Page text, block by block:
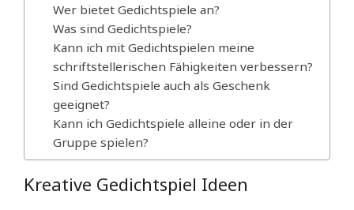
Wer bietet Gedichtspiele an?
Was sind Gedichtspiele?
Kann ich mit Gedichtspielen meine
schriftstellerischen Fähigkeiten verbessern?
Sind Gedichtspiele auch als Geschenk
geeignet?
Kann ich Gedichtspiele alleine oder in der
Gruppe spielen?
Kreative Gedichtspiel Ideen